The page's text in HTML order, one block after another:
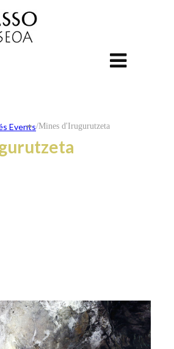
Events/Mines d'Irugurutzeta